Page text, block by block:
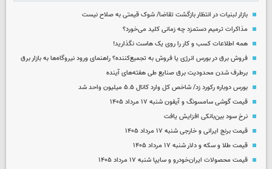
بازار لبنیات در انتظار بازگشت تقاضا/ شوک قیمتی به صلاح نیست
مذاکرات ترمیم دستمزد چه زمانی کلید می‌خورد؟
همه اطلاعات کسب‌ و کار را روی یک هاست نگذارید!
فروش برق در بورس انرژی یا فروش به تجمیع‌کننده؟ راهنمای ورود نیروگاه‌ها به بازار برق
برطرف شدن محدودیت‌ برق صنایع طی هفته‌های آینده
بورس دوباره رکورد زد/ شاخص کل وارد کانال ۵.۵ میلیون واحد شد
قیمت گوشی سامسونگ و آیفون شنبه ۱۷ مرداد ۱۴۰۵
نرخ سود بین‌بانکی افزایش یافت
قیمت برنج ایرانی و خارجی شنبه ۱۷ مرداد ۱۴۰۵
قیمت طلا و سکه و دلار شنبه ۱۷ مرداد ۱۴۰۵
قیمت محصولات ایران‌خودرو و سایپا شنبه ۱۷ مرداد ۱۴۰۵